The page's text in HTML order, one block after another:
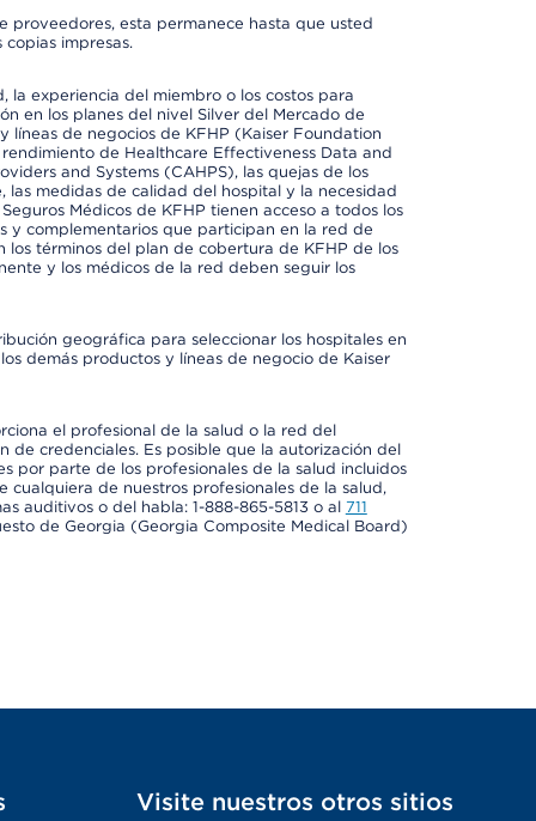
proveedores, esta permanece hasta que usted
impresas.
la experiencia del miembro o los costos para
en los planes del nivel Silver del Mercado de
líneas de negocios de KFHP (Kaiser Foundation
de Healthcare Effectiveness Data and
and Systems (CAHPS), las quejas de los
medidas de calidad del hospital y la necesidad
Médicos de KFHP tienen acceso a todos los
y complementarios que participan en la red de
términos del plan de cobertura de KFHP de los
y los médicos de la red deben seguir los
geográfica para seleccionar los hospitales en
demás productos y líneas de negocio de Kaiser
el profesional de la salud o la red del
de credenciales. Es posible que la autorización del
por parte de los profesionales de la salud incluidos
de nuestros profesionales de la salud,
auditivos o del habla: 1-888-865-5813 o al 711
de Georgia (Georgia Composite Medical Board)
Visite nuestros otros sitios